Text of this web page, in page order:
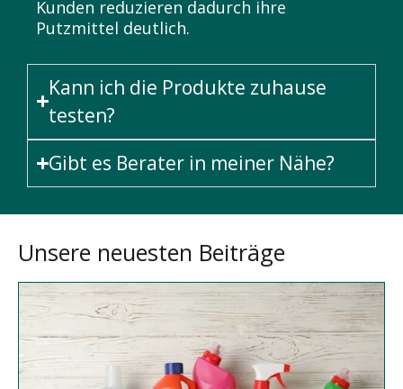
Kunden reduzieren dadurch ihre
Putzmittel deutlich.
Kann ich die Produkte zuhause
testen?
Gibt es Berater in meiner Nähe?
Unsere neuesten Beiträge